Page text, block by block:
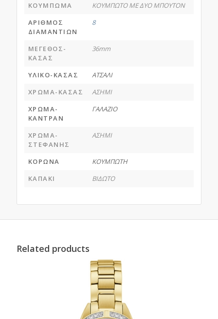
ΚΟΥΜΠΩΜΑ
ΚΟΥΜΠΩΤΟ ΜΕ ΔΥΟ ΜΠΟΥΤΟΝ
ΑΡΙΘΜΟΣ
ΔΙΑΜΑΝΤΙΩΝ
8
ΜΕΓΕΘΟΣ-
ΚΑΣΑΣ
36mm
ΥΛΙΚΟ-ΚΑΣΑΣ
ΑΤΣΑΛΙ
ΧΡΩΜΑ-ΚΑΣΑΣ
ΑΣΗΜΙ
ΧΡΩΜΑ-
ΚΑΝΤΡΑΝ
ΓΑΛΑΖΙΟ
ΧΡΩΜΑ-
ΣΤΕΦΑΝΗΣ
ΑΣΗΜΙ
ΚΟΡΩΝΑ
ΚΟΥΜΠΩΤΗ
ΚΑΠΑΚΙ
ΒΙΔΩΤΟ
Related products